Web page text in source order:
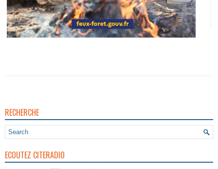
RECHERCHE
ECOUTEZ CITERADIO